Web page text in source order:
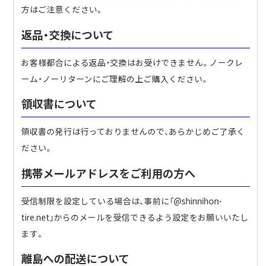
方はご注意ください。
返品・交換について
お客様都合による返品・交換はお受けできません。ノークレ
ーム・ノーリターンにご理解の上ご購入ください。
領収書について
領収書の発行は行っておりませんので、あらかじめご了承く
ださい。
携帯メールアドレスをご利用の方へ
受信制限を設定している場合は、事前に「@shinnihon-
tire.net」からのメールを受信できるよう設定をお願いいたし
ます。
離島への配送について